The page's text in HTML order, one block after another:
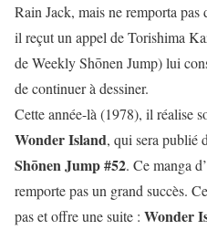
Rain Jack, mais ne remporta
il reçut un appel de Torishima
de Weekly Shōnen Jump) lui
de continuer à dessiner.
Cette année-là (1978), il réalise
Wonder Island, qui sera publié
Shōnen Jump #52. Ce manga
remporte pas un grand succès.
pas et offre une suite : Wonder